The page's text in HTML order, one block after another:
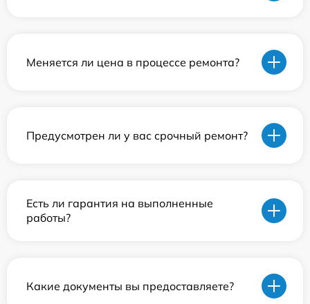
Меняется ли цена в процессе ремонта?
Предусмотрен ли у вас срочный ремонт?
Есть ли гарантия на выполненные
работы?
Какие документы вы предоставляете?